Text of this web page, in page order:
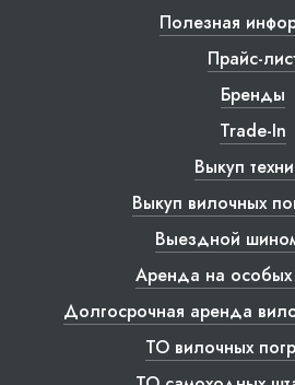
Полезная
Прайс-
Бренды
Trade-In
Выкуп
Выкуп вилочных
Выездной
Аренда на особых
Долгосрочная аренда
ТО вилочных